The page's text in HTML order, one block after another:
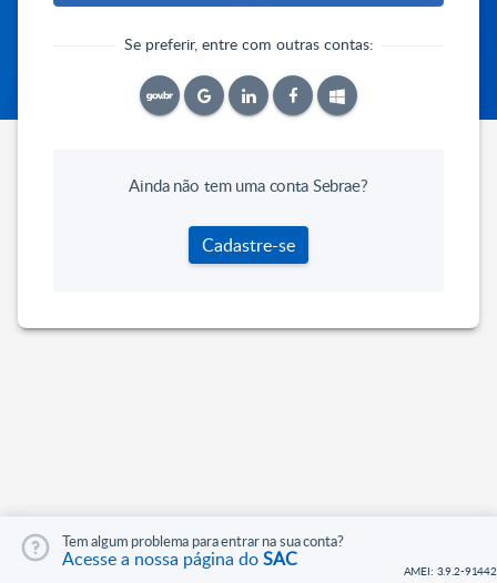
Se preferir, entre com outras contas:
Tem algum problema para entrar na sua conta?
Acesse a nossa página doSAC
Ainda não tem uma conta Sebrae?
Cadastre-se
AMEI: 3.9.2-91442